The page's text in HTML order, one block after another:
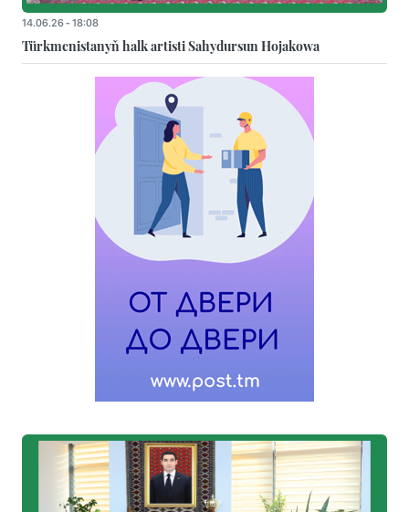
14.06.26 - 18:08
Türkmenistanyň halk artisti Sahydursun Hojakowa